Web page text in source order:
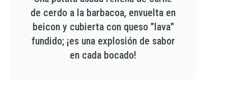
de cerdo a la barbacoa, envuelta en
beicon y cubierta con queso "lava"
fundido; ¡es una explosión de sabor
en cada bocado!